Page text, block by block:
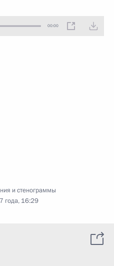
00:00
и стенограммы
года, 16:29